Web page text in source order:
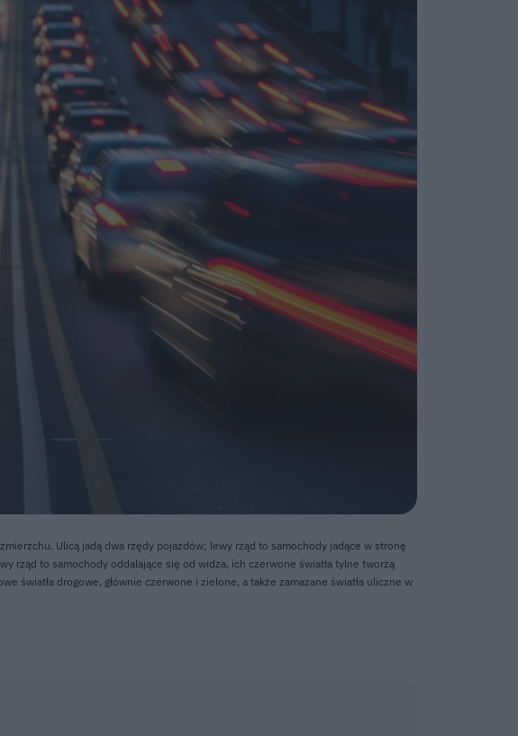
Ulicą jadą dwa rzędy pojazdów; lewy rząd to samochody jadące w stronę
rząd to samochody oddalające się od widza, ich czerwone światła tylne tworzą
światła drogowe, głównie czerwone i zielone, a także zamazane światła uliczne w